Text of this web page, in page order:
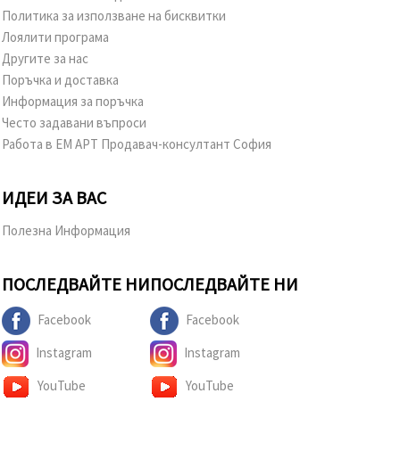
Политика за използване на бисквитки
Лоялити програма
Другите за нас
Поръчка и доставка
Информация за поръчка
Често задавани въпроси
Работа в ЕМ АРТ Продавач-консултант София
ИДЕИ ЗА ВАС
Полезна Информация
ПОСЛЕДВАЙТЕ НИ
Facebook
Instagram
YouTube
ПОСЛЕДВАЙТЕ НИ
Facebook
Instagram
YouTube